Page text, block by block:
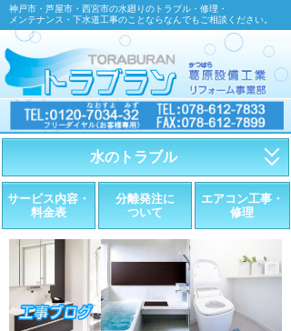
神戸市・芦屋市・西宮市の水廻りのトラブル・修理・
メンテナンス・下水道工事のことならなんでもご相談ください。
水のトラブル
・トイレが詰まったら
・トイレが漏れたら
・水道管が漏れたら
・排水が詰まったら
サービス内容・
料金表
分離発注に
ついて
エアコン工事・
修理